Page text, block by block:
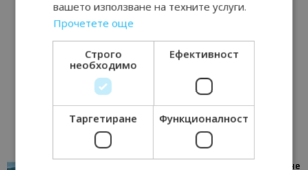
“Пощенска картичка от…”: Петрич – Изживяване
вашето използване на техните услуги.
Прочетете още
Строго
необходимо
Ефективност
Таргетиране Функционалност